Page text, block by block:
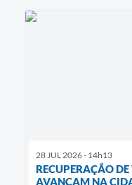
28 JUL 2026 - 14h13
RECUPERAÇÃO
AVANÇAM NA